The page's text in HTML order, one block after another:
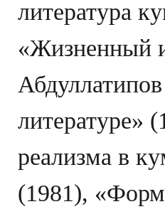
литература
«Жизненный
литературе»
реализма в
(1981),